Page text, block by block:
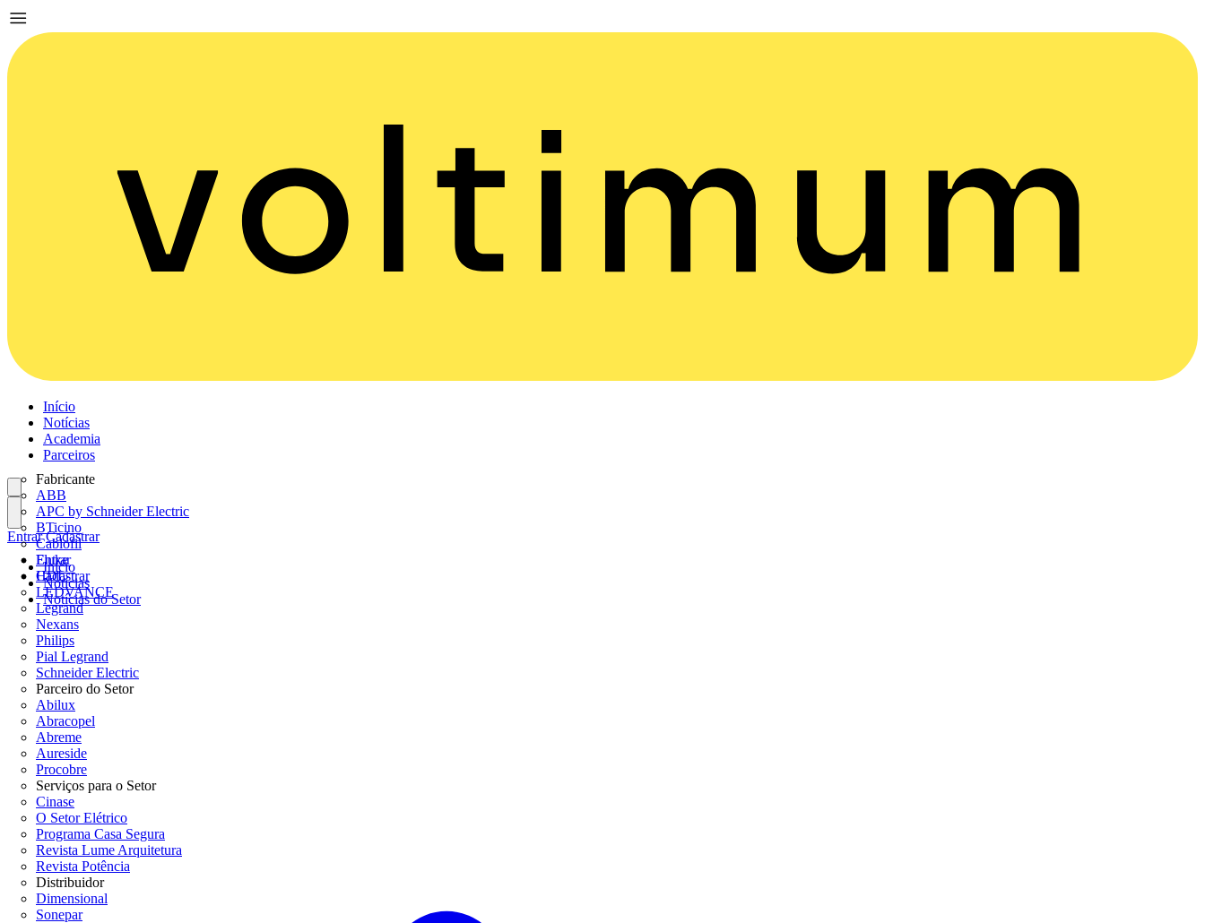
Início
Notícias
Academia
Parceiros
Fabricante
ABB
APC by Schneider Electric
BTicino
Cablofil
Fluke
HDL
LEDVANCE
Legrand
Nexans
Philips
Pial Legrand
Schneider Electric
Parceiro do Setor
Abilux
Abracopel
Abreme
Aureside
Procobre
Serviços para o Setor
Cinase
O Setor Elétrico
Programa Casa Segura
Revista Lume Arquitetura
Revista Potência
Distribuidor
Dimensional
Sonepar
Entrar
Cadastrar
Entrar Cadastrar
Início
Notícias
Notícias do Setor